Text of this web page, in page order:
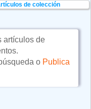
de colección
artículos de
o Publica